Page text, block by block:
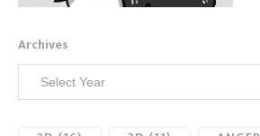
Archives